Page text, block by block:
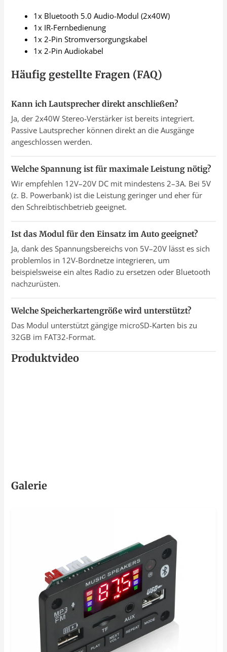
1x Bluetooth 5.0 Audio-Modul (2x40W)
1x IR-Fernbedienung
1x 2-Pin Stromversorgungskabel
1x 2-Pin Audiokabel
Häufig gestellte Fragen (FAQ)
Kann ich Lautsprecher direkt anschließen?
Ja, der 2x40W Stereo-Verstärker ist bereits integriert.
Passive Lautsprecher können direkt an die Ausgänge
angeschlossen werden.
Welche Spannung ist für maximale Leistung nötig?
Wir empfehlen 12V–20V DC mit mindestens 2–3A. Bei 5V
(z. B. Powerbank) ist die Leistung geringer und eher für
den Schreibtischbetrieb geeignet.
Ist das Modul für den Einsatz im Auto geeignet?
Ja, dank des Spannungsbereichs von 5V–20V lässt es sich
problemlos in 12V-Bordnetze integrieren, um
beispielsweise ein altes Radio zu ersetzen oder Bluetooth
nachzurüsten.
Welche Speicherkartengröße wird unterstützt?
Das Modul unterstützt gängige microSD-Karten bis zu
32GB im FAT32-Format.
Produktvideo
Galerie